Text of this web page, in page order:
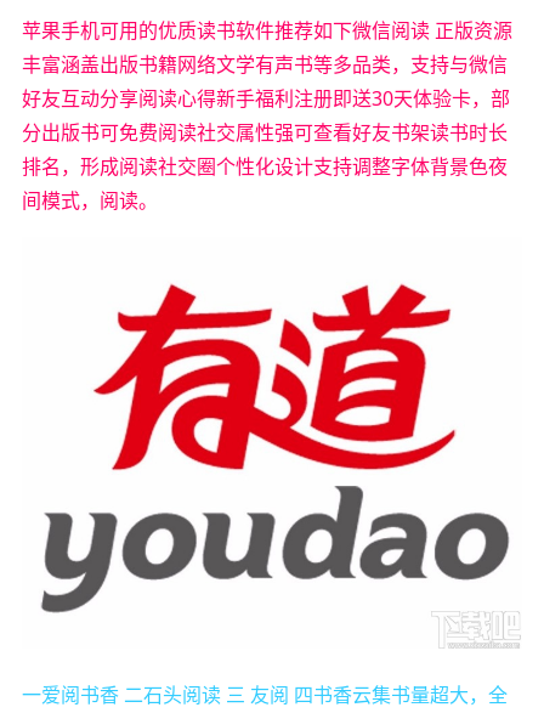
苹果手机可用的优质读书软件推荐如下微信阅读 正版资源
丰富涵盖出版书籍网络文学有声书等多品类，支持与微信
好友互动分享阅读心得新手福利注册即送30天体验卡，部
分出版书可免费阅读社交属性强可查看好友书架读书时长
排名，形成阅读社交圈个性化设计支持调整字体背景色夜
间模式，阅读。
一爱阅书香 二石头阅读 三 友阅 四书香云集书量超大，全